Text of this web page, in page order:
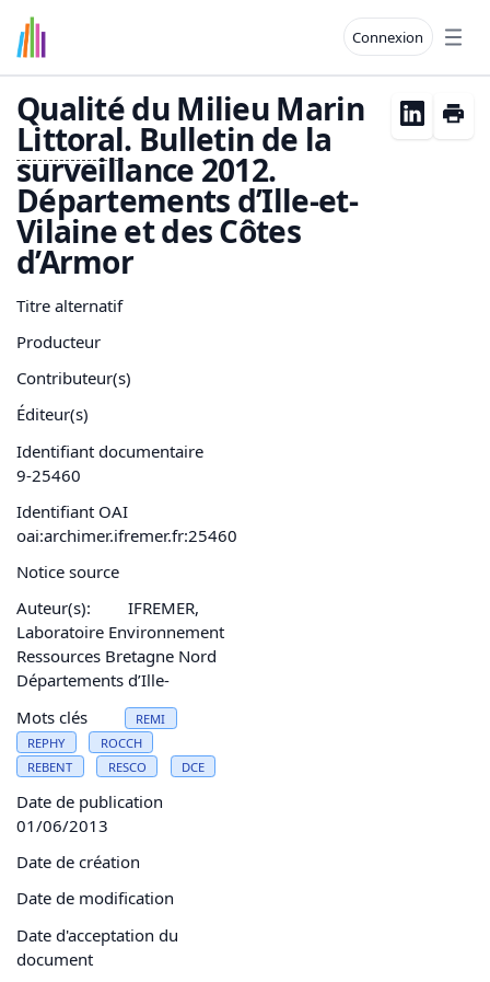
Connexion
Qualité du Milieu Marin
Littoral. Bulletin de la
surveillance 2012.
Départements d’Ille‐et‐
Vilaine et des Côtes
d’Armor
Titre alternatif
Producteur
Contributeur(s)
Éditeur(s)
Identifiant documentaire
9-25460
Identifiant OAI
oai:archimer.ifremer.fr:25460
Notice source
Auteur(s):
IFREMER,
Laboratoire Environnement
Ressources Bretagne Nord
Départements d’Ille‐
Mots clés
REMI
REPHY
ROCCH
REBENT
RESCO DCE
Date de publication
01/06/2013
Date de création
Date de modification
Date d'acceptation du
document